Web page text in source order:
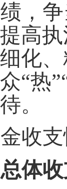
，
高
化
“热
。
收
总体